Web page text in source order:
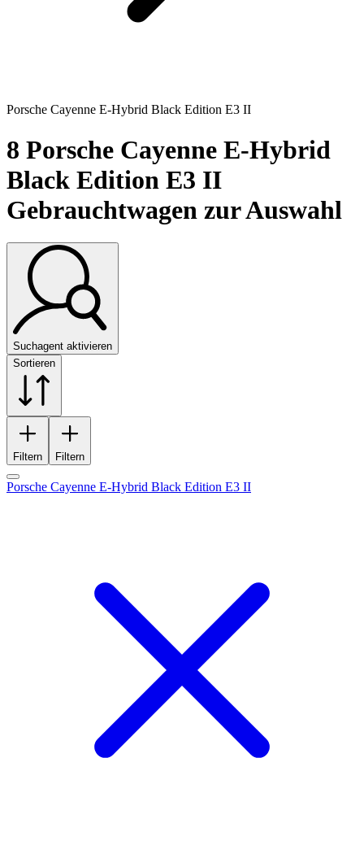
Porsche Cayenne E-Hybrid Black Edition E3 II
8 Porsche Cayenne E-Hybrid
Black Edition E3 II
Gebrauchtwagen zur Auswahl
Suchagent aktivieren
Sortieren
Filtern Filtern
Porsche Cayenne E-Hybrid Black Edition E3 II